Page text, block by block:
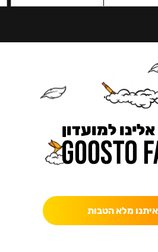
למועדון
מלא הטבות